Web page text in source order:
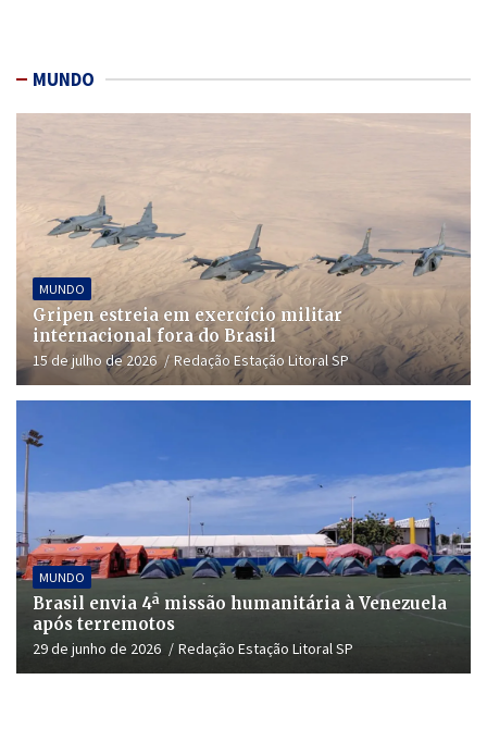
MUNDO
MUNDO
Gripen estreia em exercício militar
internacional fora do Brasil
15 de julho de 2026 Redação Estação Litoral SP
MUNDO
Brasil envia 4ª missão humanitária à Venezuela
após terremotos
29 de junho de 2026 Redação Estação Litoral SP